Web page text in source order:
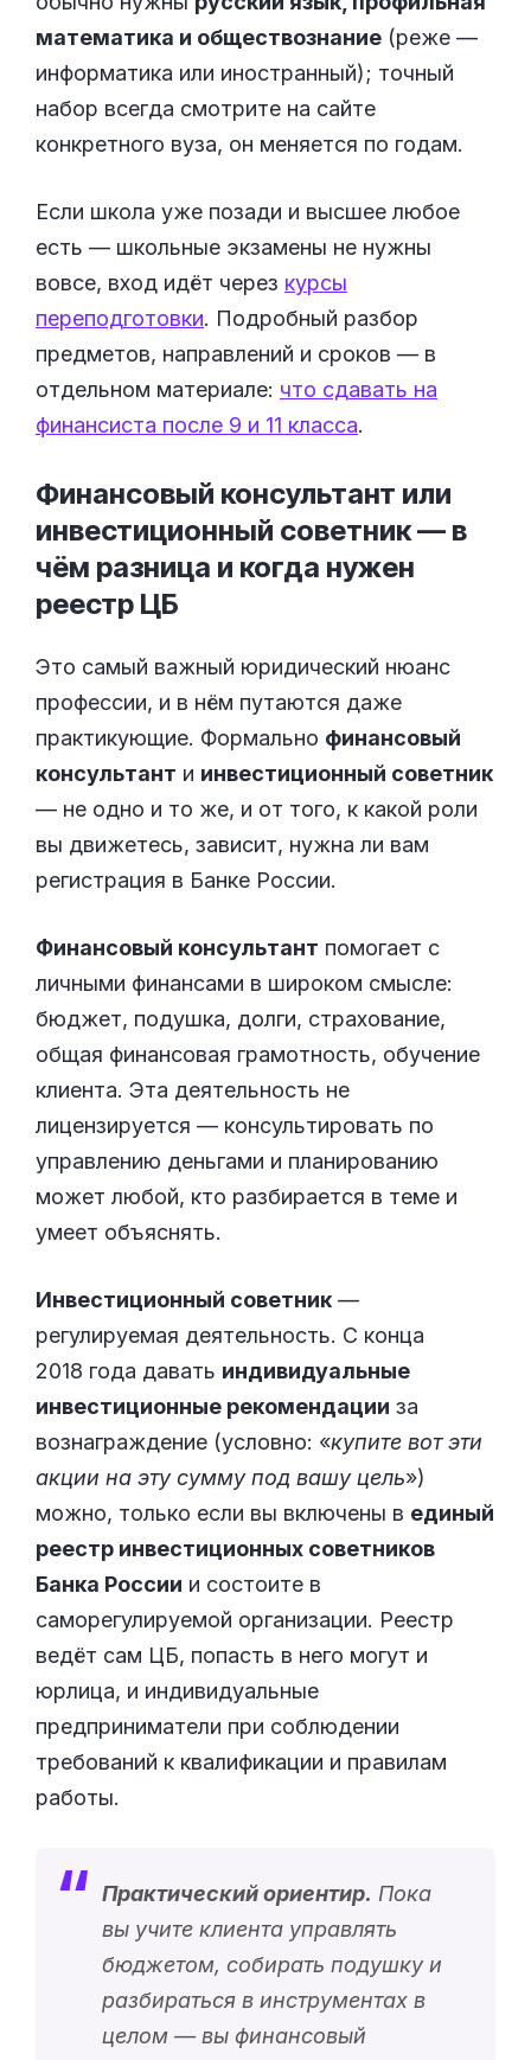
математика и обществознание (реже —
информатика или иностранный); точный
набор всегда смотрите на сайте
конкретного вуза, он меняется по годам.
Если школа уже позади и высшее любое
есть — школьные экзамены не нужны
вовсе, вход идёт через курсы
переподготовки. Подробный разбор
предметов, направлений и сроков — в
отдельном материале: что сдавать на
финансиста после 9 и 11 класса.
Финансовый консультант или
инвестиционный советник — в
чём разница и когда нужен
реестр ЦБ
Это самый важный юридический нюанс
профессии, и в нём путаются даже
практикующие. Формально финансовый
консультант и инвестиционный советник
— не одно и то же, и от того, к какой роли
вы движетесь, зависит, нужна ли вам
регистрация в Банке России.
Финансовый консультант помогает с
личными финансами в широком смысле:
бюджет, подушка, долги, страхование,
общая финансовая грамотность, обучение
клиента. Эта деятельность не
лицензируется — консультировать по
управлению деньгами и планированию
может любой, кто разбирается в теме и
умеет объяснять.
Инвестиционный советник —
регулируемая деятельность. С конца
2018 года давать индивидуальные
инвестиционные рекомендации за
вознаграждение (условно: «купите вот эти
акции на эту сумму под вашу цель»)
можно, только если вы включены в единый
реестр инвестиционных советников
Банка России и состоите в
саморегулируемой организации. Реестр
ведёт сам ЦБ, попасть в него могут и
юрлица, и индивидуальные
предприниматели при соблюдении
требований к квалификации и правилам
работы.
Практический ориентир. Пока
вы учите клиента управлять
бюджетом, собирать подушку и
разбираться в инструментах в
целом — вы финансовый